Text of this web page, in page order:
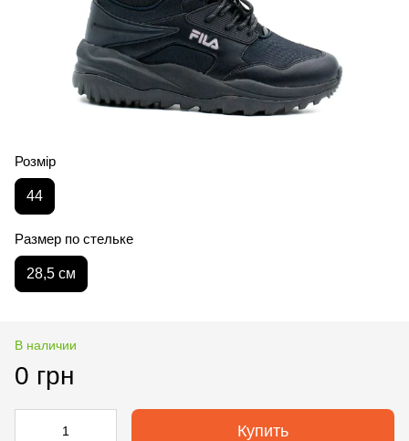
Розмір
44
Размер по стельке
28,5 см
В наличии
0 грн
Купить